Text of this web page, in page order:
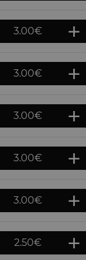
3.00€
3.00€
3.00€
3.00€
3.00€
2.50€